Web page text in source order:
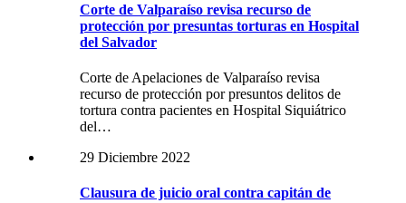
Corte de Valparaíso revisa recurso de
protección por presuntas torturas en Hospital
del Salvador
Corte de Apelaciones de Valparaíso revisa
recurso de protección por presuntos delitos de
tortura contra pacientes en Hospital Siquiátrico
del…
29 Diciembre 2022
Clausura de juicio oral contra capitán de